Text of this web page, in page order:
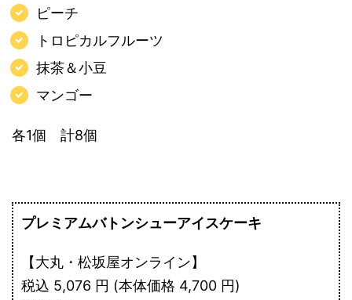
ピーチ
トロピカルフルーツ
抹茶＆小豆
マンゴー
各1個 計8個
プレミアムバトンシューアイスケーキ
【大丸・松坂屋オンライン】
税込 5,076 円 (本体価格 4,700 円)